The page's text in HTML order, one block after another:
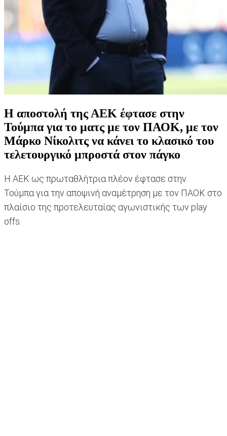
Η αποστολή της ΑΕΚ έφτασε στην
Τούμπα για το ματς με τον ΠΑΟΚ, με τον
Μάρκο Νίκολιτς να κάνει το κλασικό του
τελετουργικό μπροστά στον πάγκο
Η ΑΕΚ ως πρωταθλήτρια πλέον έφτασε στην
Τούμπα για την αποψινή αναμέτρηση με τον ΠΑΟΚ στο
πλαίσιο της προτελευταίας αγωνιστικής των play
offs.